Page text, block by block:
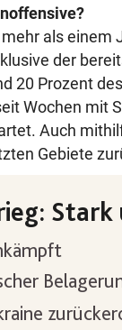
als einem
der
20 Prozent
Wochen mit
Auch
Gebiete